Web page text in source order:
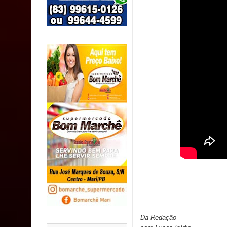
SUS
MULUNGU: Servidora revela Perseguição na
população
Caldas Brandão: IPMCB responde
são referentes a débitos históricos
Da Redação